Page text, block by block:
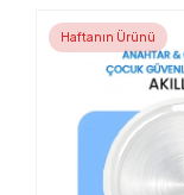
Haftanın Ürünü